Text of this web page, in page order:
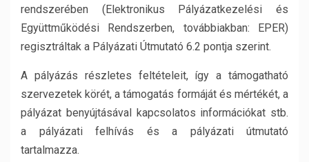
rendszerében (Elektronikus Pályázatkezelési és
Együttműködési Rendszerben, továbbiakban: EPER)
regisztráltak a Pályázati Útmutató 6.2 pontja szerint.
A pályázás részletes feltételeit, így a támogatható
szervezetek körét, a támogatás formáját és mértékét, a
pályázat benyújtásával kapcsolatos információkat stb.
a pályázati felhívás és a pályázati útmutató
tartalmazza.